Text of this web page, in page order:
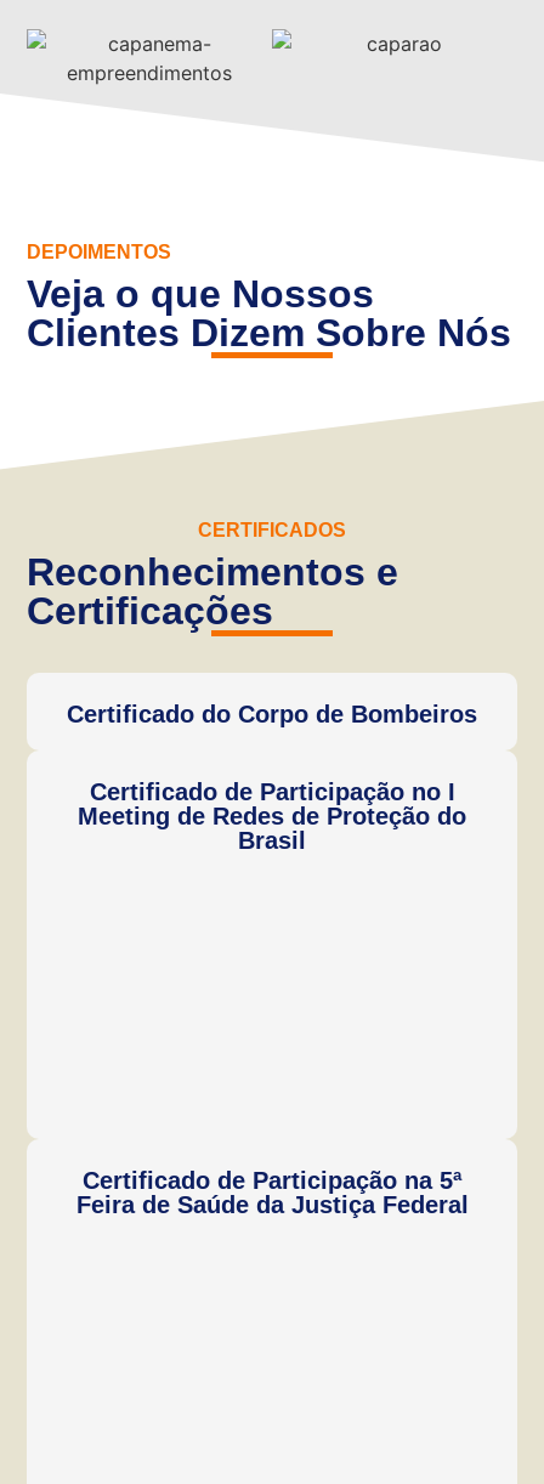
DEPOIMENTOS
Veja o que Nossos
Clientes Dizem Sobre Nós
CERTIFICADOS
Reconhecimentos e
Certificações
Certificado do Corpo de Bombeiros
Certificado de Participação no I
Meeting de Redes de Proteção do
Brasil
Certificado de Participação na 5ª
Feira de Saúde da Justiça Federal